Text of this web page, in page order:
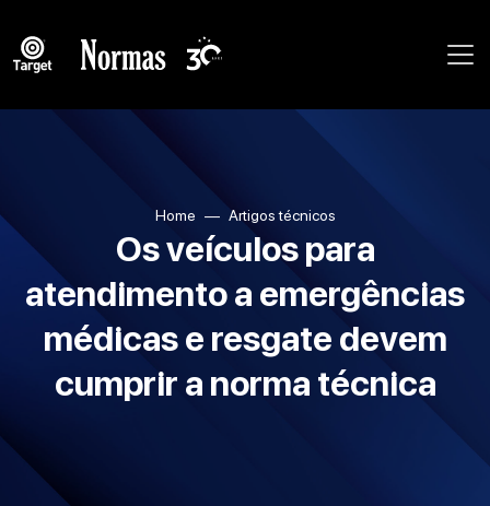
Home Artigos técnicos
Os veículos para
atendimento a emergências
médicas e resgate devem
cumprir a norma técnica